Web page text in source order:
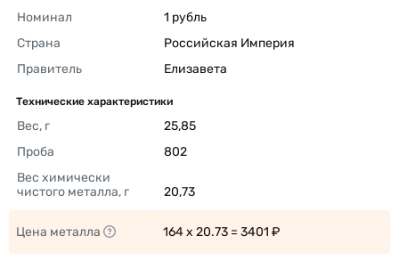
Номинал
1 рубль
Страна
Российская Империя
Правитель
Елизавета
Технические характеристики
Вес, г
25,85
Проба
802
Вес химически
чистого металла, г
20,73
Цена металла 164 x 20.73 = 3401 ₽